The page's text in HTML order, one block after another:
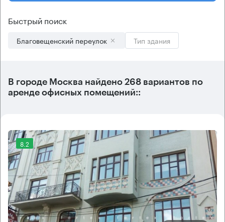
Быстрый поиск
Благовещенский переулок Тип здания
В городе Москва найдено 268 вариантов по
аренде офисных помещений::
8.2